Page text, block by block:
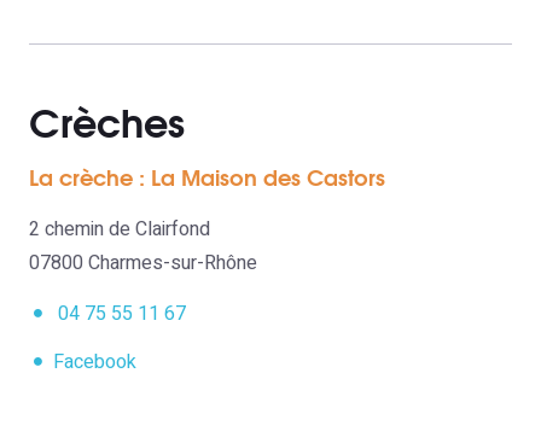
Crèches
La crèche : La Maison des Castors
2 chemin de Clairfond
07800 Charmes-sur-Rhône
04 75 55 11 67
Facebook